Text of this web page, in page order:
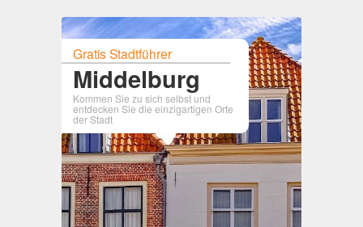
Gratis Stadtführer
Middelburg
Kommen Sie zu sich selbst und
entdecken Sie die einzigartigen Orte
der Stadt